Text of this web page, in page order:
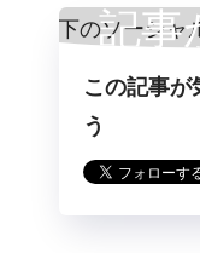
記事
この記事が
う